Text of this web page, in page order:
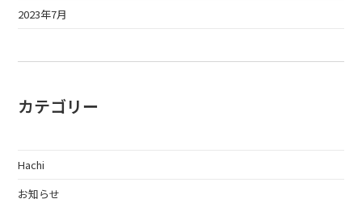
2023年7月
カテゴリー
Hachi
お知らせ